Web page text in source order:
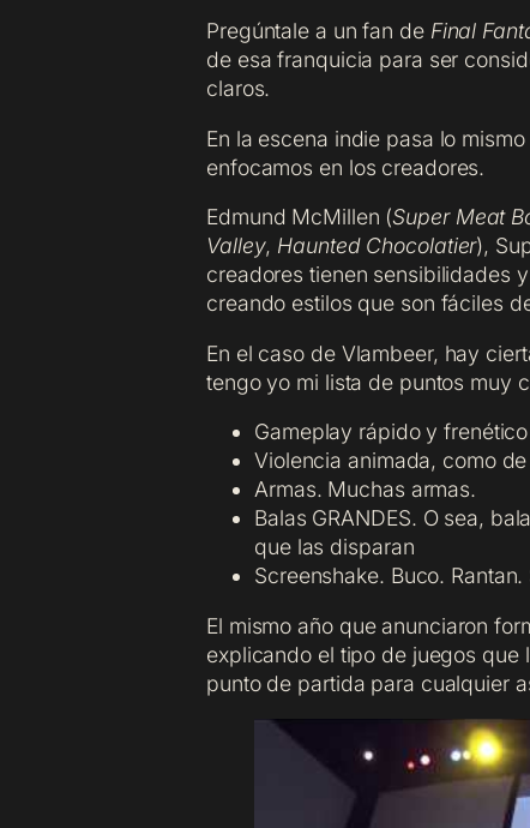
Pregúntale a un fan de Final
de esa franquicia para ser
claros.
En la escena indie pasa lo
enfocamos en los creadores.
Edmund McMillen (Super Meat
Valley, Haunted Chocolatier),
creadores tienen sensibilidades
creando estilos que son fáciles
En el caso de Vlambeer, hay
tengo yo mi lista de puntos muy
Gameplay rápido y frenético
Violencia animada, como
Armas. Muchas armas.
Balas GRANDES. O sea,
que las disparan
Screenshake. Buco.
El mismo año que anunciaron
explicando el tipo de juegos que
punto de partida para cualquier